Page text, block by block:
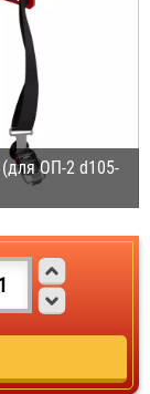
ОП-2 d105-